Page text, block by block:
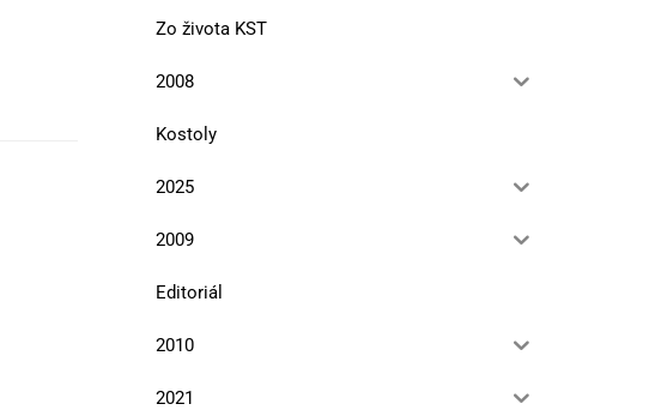
Zo života KST
2008
Kostoly
2025
2009
Editoriál
2010
2021